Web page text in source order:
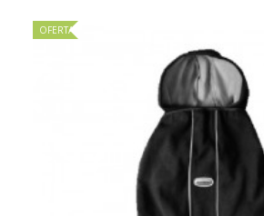
OFERTA